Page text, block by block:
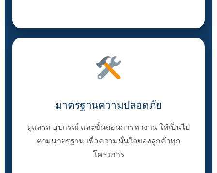
มาตรฐานความปลอดภัย
ดูแลรถ อุปกรณ์ และขั้นตอนการทำงาน ให้เป็นไป
ตามมาตรฐาน เพื่อความมั่นใจของลูกค้าทุก
โครงการ